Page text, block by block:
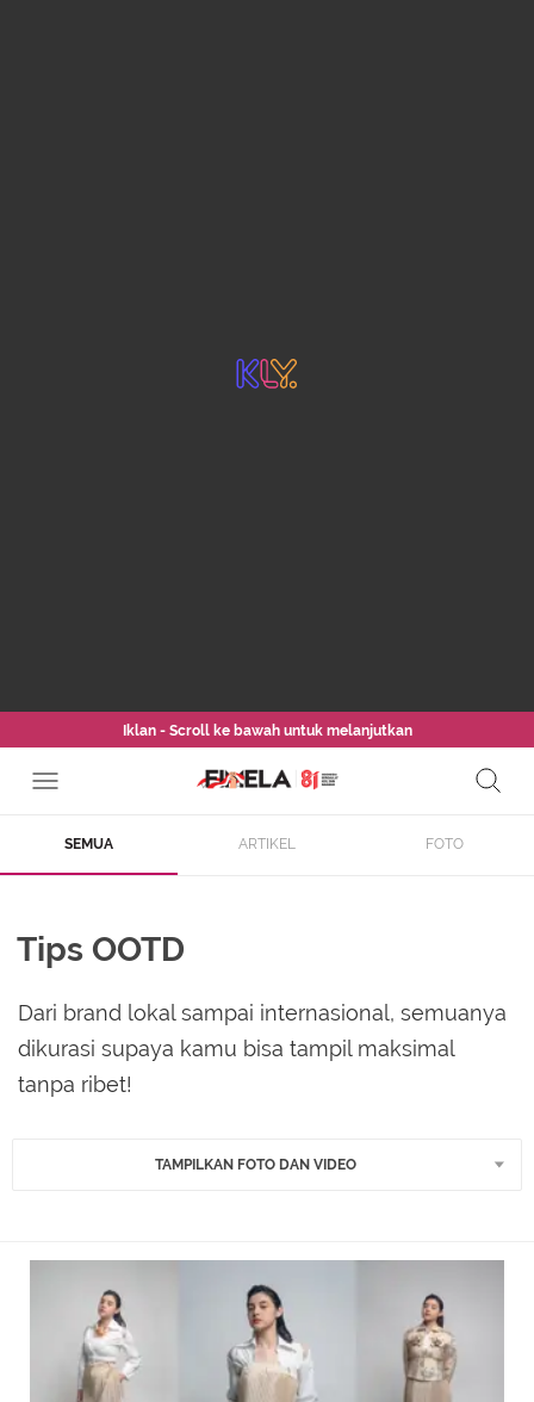
Iklan - Scroll ke bawah untuk melanjutkan
SEMUA ARTIKEL FOTO
Tips OOTD
Dari brand lokal sampai internasional, semuanya
dikurasi supaya kamu bisa tampil maksimal
tanpa ribet!
TAMPILKAN FOTO DAN VIDEO